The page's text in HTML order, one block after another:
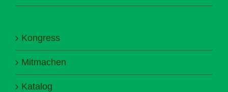
Kongress
Mitmachen
Katalog